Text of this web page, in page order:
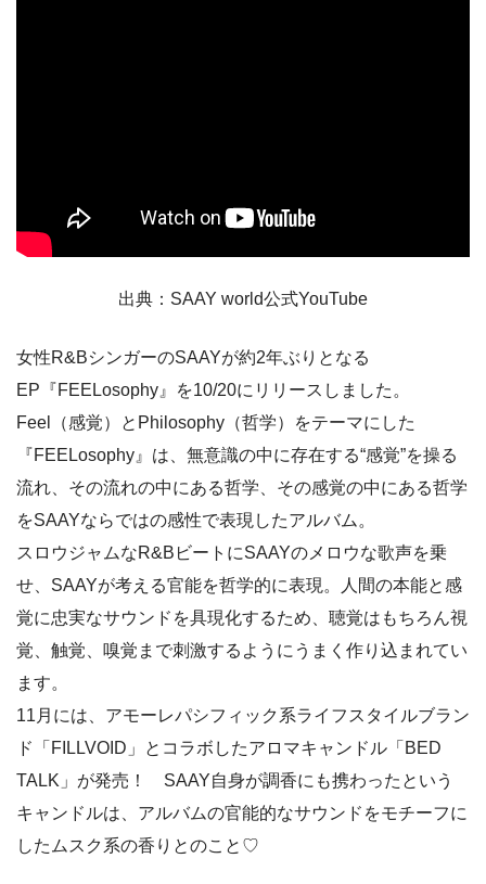
出典：SAAY world公式YouTube
女性R&BシンガーのSAAYが約2年ぶりとなる
EP『FEELosophy』を10/20にリリースしました。
Feel（感覚）とPhilosophy（哲学）をテーマにした
『FEELosophy』は、無意識の中に存在する“感覚”を操る
流れ、その流れの中にある哲学、その感覚の中にある哲学
をSAAYならではの感性で表現したアルバム。
スロウジャムなR&BビートにSAAYのメロウな歌声を乗
せ、SAAYが考える官能を哲学的に表現。人間の本能と感
覚に忠実なサウンドを具現化するため、聴覚はもちろん視
覚、触覚、嗅覚まで刺激するようにうまく作り込まれてい
ます。
11月には、アモーレパシフィック系ライフスタイルブラン
ド「FILLVOID」とコラボしたアロマキャンドル「BED
TALK」が発売！ SAAY自身が調香にも携わったという
キャンドルは、アルバムの官能的なサウンドをモチーフに
したムスク系の香りとのこと♡